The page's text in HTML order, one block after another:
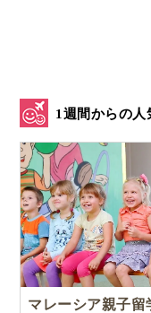
luz…光を与える」
ブラジルは医療の
な人をよく見かけ
ちょっと頭が痛
1週間からの人
マレーシア親子留